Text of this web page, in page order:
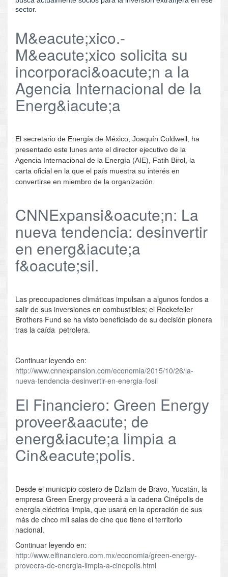
sector.
M&eacute;xico.-
M&eacute;xico solicita su
incorporaci&oacute;n a la
Agencia Internacional de la
Energ&iacute;a
El secretario de Energía de México, Joaquín Coldwell, ha
presentado este lunes ante el director ejecutivo de la
Agencia Internacional de la Energía (AIE), Fatih Birol, la
carta oficial en la que el país muestra su interés en
convertirse en miembro de la organización.
CNNExpansi&oacute;n: La
nueva tendencia: desinvertir
en energ&iacute;a
f&oacute;sil.
Las preocupaciones climáticas impulsan a algunos fondos a
salir de sus inversiones en combustibles; el Rockefeller
Brothers Fund se ha visto beneficiado de su decisión pionera
tras la caída petrolera.
Continuar leyendo en:
http://www.cnnexpansion.com/economia/2015/10/26/la-
nueva-tendencia-desinvertir-en-energia-fosil
El Financiero: Green Energy
proveer&aacute; de
energ&iacute;a limpia a
Cin&eacute;polis.
Desde el municipio costero de Dzilam de Bravo, Yucatán, la
empresa Green Energy proveerá a la cadena Cinépolis de
energía eléctrica limpia, que usará en la operación de sus
más de cinco mil salas de cine que tiene el territorio
nacional.
Continuar leyendo en:
http://www.elfinanciero.com.mx/economia/green-energy-
proveera-de-energia-limpia-a-cinepolis.html